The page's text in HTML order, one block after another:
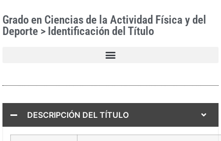
Grado en Ciencias de la Actividad Física y del
Deporte > Identificación del Título
DESCRIPCIÓN DEL TÍTULO